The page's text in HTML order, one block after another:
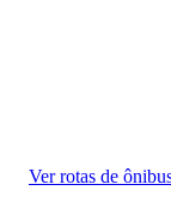
Ver rotas de